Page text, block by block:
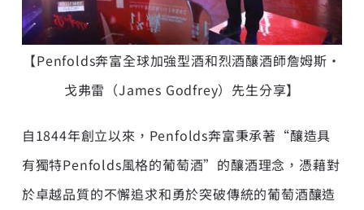
【Penfolds奔富全球加強型酒和烈酒釀酒師詹姆斯·
戈弗雷（James Godfrey）先生分享】
自1844年創立以來，Penfolds奔富秉承著“釀造具
有獨特Penfolds風格的葡萄酒”的釀酒理念，憑藉對
於卓越品質的不懈追求和勇於突破傳統的葡萄酒釀造